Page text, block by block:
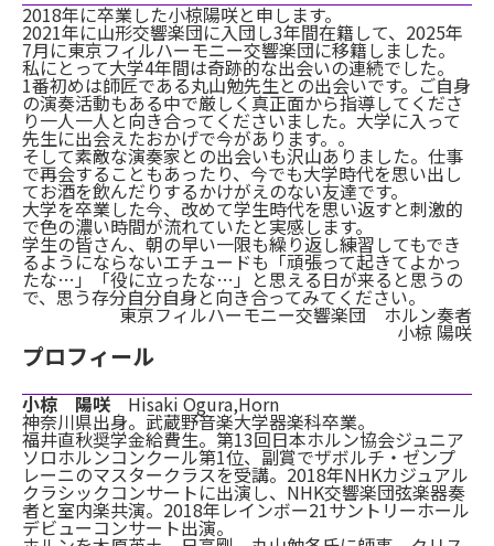
2018年に卒業した小椋陽咲と申します。
2021年に山形交響楽団に入団し3年間在籍して、2025年
7月に東京フィルハーモニー交響楽団に移籍しました。
私にとって大学4年間は奇跡的な出会いの連続でした。
1番初めは師匠である丸山勉先生との出会いです。ご自身
の演奏活動もある中で厳しく真正面から指導してくださ
り一人一人と向き合ってくださいました。大学に入って
先生に出会えたおかげで今があります。。
そして素敵な演奏家との出会いも沢山ありました。仕事
で再会することもあったり、今でも大学時代を思い出し
てお酒を飲んだりするかけがえのない友達です。
大学を卒業した今、改めて学生時代を思い返すと刺激的
で色の濃い時間が流れていたと実感します。
学生の皆さん、朝の早い一限も繰り返し練習してもでき
るようにならないエチュードも「頑張って起きてよかっ
たな…」「役に立ったな…」と思える日が来ると思うの
で、思う存分自分自身と向き合ってみてください。
東京フィルハーモニー交響楽団 ホルン奏者
小椋 陽咲
プロフィール
小椋 陽咲Hisaki Ogura,Horn
神奈川県出身。武蔵野音楽大学器楽科卒業。
福井直秋奨学金給費生。第13回日本ホルン協会ジュニア
ソロホルンコンクール第1位、副賞でザボルチ・ゼンプ
レーニのマスタークラスを受講。2018年NHKカジュアル
クラシックコンサートに出演し、NHK交響楽団弦楽器奏
者と室内楽共演。2018年レインボー21サントリーホール
デビューコンサート出演。